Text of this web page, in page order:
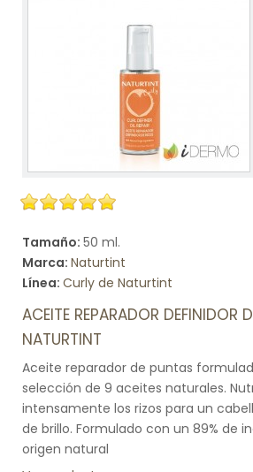
Tamaño: 50 ml.
Marca: Naturtint
Línea: Curly de Naturtint
ACEITE REPARADOR DEFINIDOR
NATURTINT
Aceite reparador de puntas
selección de 9 aceites naturales.
intensamente los rizos para un
de brillo. Formulado con un 89% de
origen natural